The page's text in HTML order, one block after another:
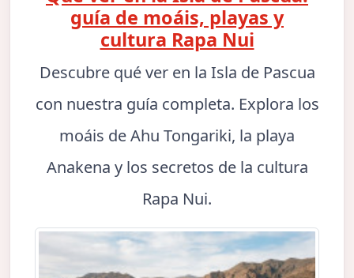
guía de moáis, playas y
cultura Rapa Nui
Descubre qué ver en la Isla de Pascua
con nuestra guía completa. Explora los
moáis de Ahu Tongariki, la playa
Anakena y los secretos de la cultura
Rapa Nui.